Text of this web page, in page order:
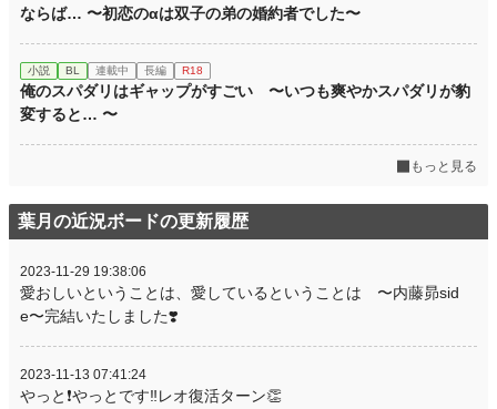
ならば… 〜初恋のαは双子の弟の婚約者でした〜
小説 BL 連載中 長編 R18
俺のスパダリはギャップがすごい 〜いつも爽やかスパダリが豹
変すると… 〜
もっと見る
葉月の近況ボードの更新履歴
2023-11-29 19:38:06
愛おしいということは、愛しているということは 〜内藤昴sid
e〜完結いたしました❣️
2023-11-13 07:41:24
やっと❗️やっとです‼️レオ復活ターン👏